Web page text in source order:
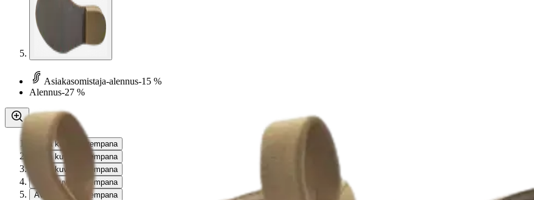
Asiakasomistaja-alennus-15 %
Alennus-27 %
Avaa kuva suurempana
Avaa kuva suurempana
Avaa kuva suurempana
Avaa kuva suurempana
Avaa kuva suurempana